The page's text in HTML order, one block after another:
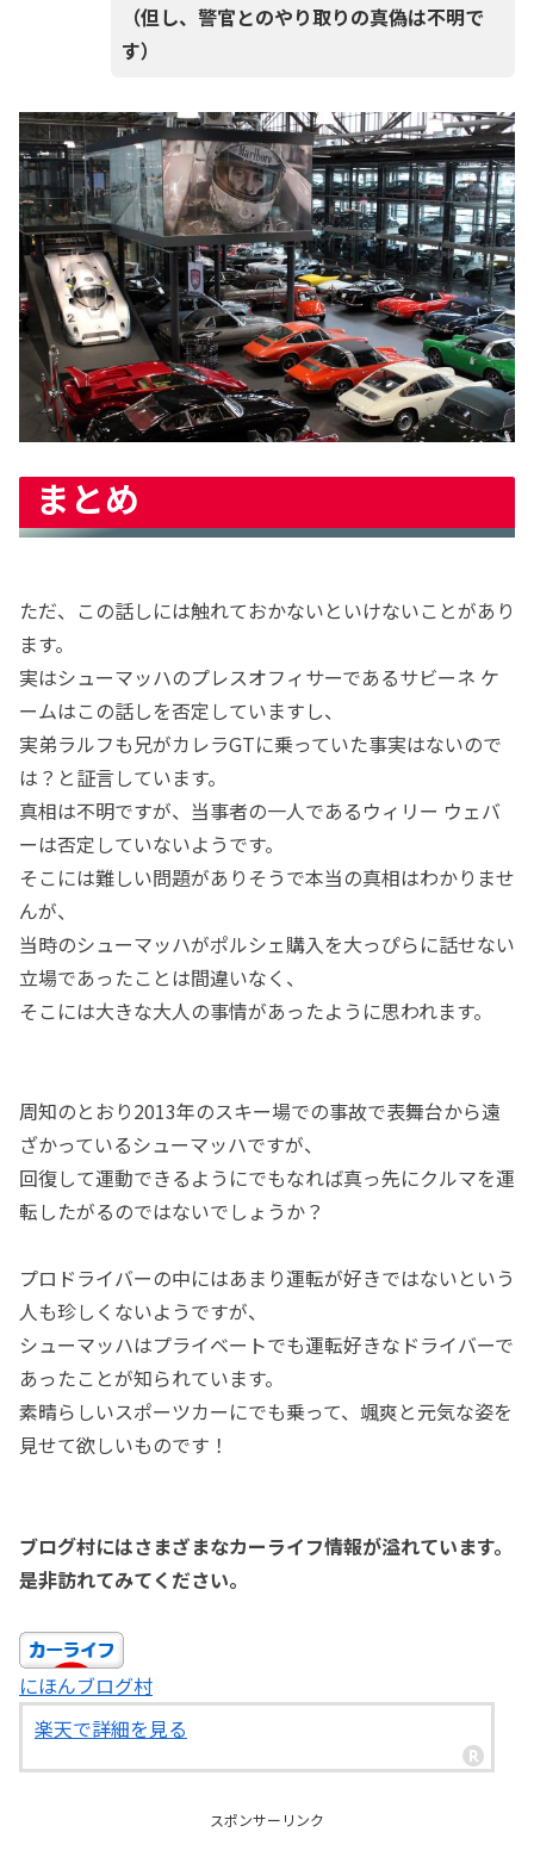
（但し、警官とのやり取りの真偽は不明で
す）
まとめ
ただ、この話しには触れておかないといけないことがあり
ます。
実はシューマッハのプレスオフィサーであるサビーネ ケ
ームはこの話しを否定していますし、
実弟ラルフも兄がカレラGTに乗っていた事実はないので
は？と証言しています。
真相は不明ですが、当事者の一人であるウィリー ウェバ
ーは否定していないようです。
そこには難しい問題がありそうで本当の真相はわかりませ
んが、
当時のシューマッハがポルシェ購入を大っぴらに話せない
立場であったことは間違いなく、
そこには大きな大人の事情があったように思われます。
周知のとおり2013年のスキー場での事故で表舞台から遠
ざかっているシューマッハですが、
回復して運動できるようにでもなれば真っ先にクルマを運
転したがるのではないでしょうか？
プロドライバーの中にはあまり運転が好きではないという
人も珍しくないようですが、
シューマッハはプライベートでも運転好きなドライバーで
あったことが知られています。
素晴らしいスポーツカーにでも乗って、颯爽と元気な姿を
見せて欲しいものです！
ブログ村にはさまざまなカーライフ情報が溢れています。
是非訪れてみてください。
にほんブログ村
楽天で詳細を見る
スポンサーリンク